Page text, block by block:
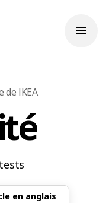
de IKEA
en anglais